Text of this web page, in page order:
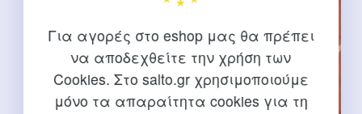
Για αγορές στο eshop μας θα πρέπει
να αποδεχθείτε την χρήση των
Cookies. Στο salto.gr χρησιμοποιούμε
μόνο τα απαραίτητα cookies για τη
Ο ρόλος του προπονητή